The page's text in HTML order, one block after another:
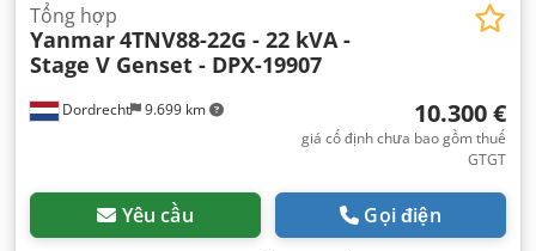
Dordrecht 9.699 km
Tổng hợp
Yanmar4TNV88-22G - 22 kVA -
Stage V Genset - DPX-19907
10.300 €
giá cố định chưa bao gồm thuế
GTGT
Yêu cầu Gọi điện